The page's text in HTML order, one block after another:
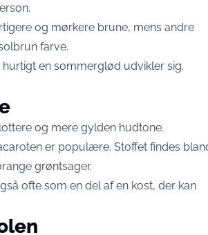
og mørkere brune, mens andre
farve.
en sommerglød udvikler sig.
og mere gylden hudtone.
er populære. Stoffet findes
grøntsager.
ofte som en del af en kost, der kan